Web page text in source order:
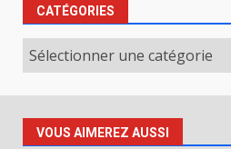
CATÉGORIES
Catégories
VOUS AIMEREZ AUSSI